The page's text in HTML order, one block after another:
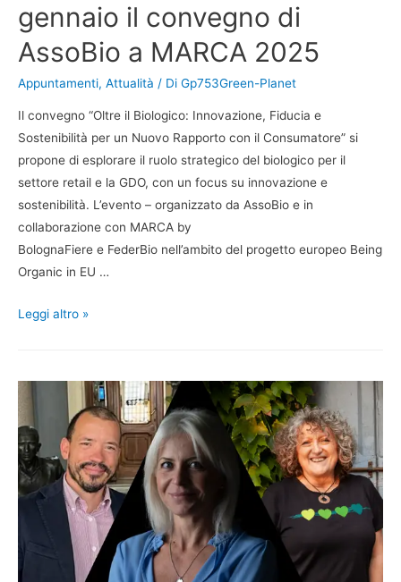
gennaio il convegno di
AssoBio a MARCA 2025
Appuntamenti, Attualità / Di Gp753Green-Planet
Il convegno “Oltre il Biologico: Innovazione, Fiducia e
Sostenibilità per un Nuovo Rapporto con il Consumatore” si
propone di esplorare il ruolo strategico del biologico per il
settore retail e la GDO, con un focus su innovazione e
sostenibilità. L’evento – organizzato da AssoBio e in
collaborazione con MARCA by
BolognaFiere e FederBio nell’ambito del progetto europeo Being
Organic in EU …
Leggi altro »